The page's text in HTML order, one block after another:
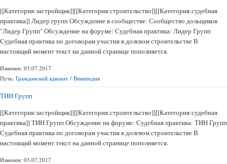
[[Категория:застройщик]][[Категория:строительство]][[Категория:судебная
практика]] Лидер групп Обсуждение в сообществе: Сообщество дольщиков
"Лидер Групп" Обсуждение на форуме: Судебная практика: Лидер Групп
Судебная практика по договорам участия в долевом строительстве В
настоящий момент текст на данной странице пополняется.
Изменен: 03.07.2017
Путь: Гражданский адвокат / Википедия
ТИН Групп
[[Категория:застройщик]][[Категория:строительство]][[Категория:судебная
практика]] ТИН Групп Обсуждение на форуме: Судебная практика: ТИН Групп
Судебная практика по договорам участия в долевом строительстве В
настоящий момент текст на данной странице пополняется.
Изменен: 03.07.2017